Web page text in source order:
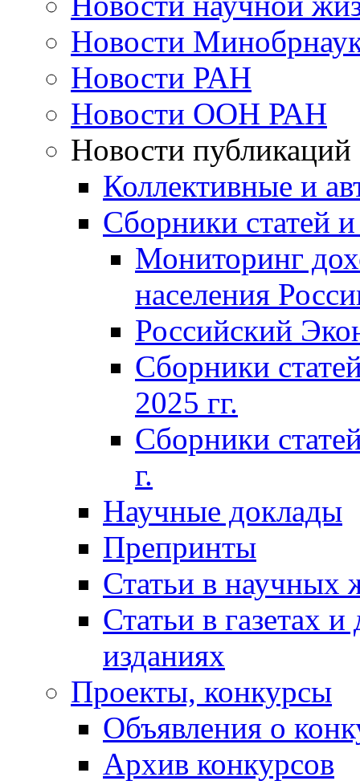
Новости
Новости РАН
Новости ООН РАН
Новости публикаций
Коллективные и
Сборники статей
Мониторинг
населения
Российский
Сборники
2025 гг.
Сборники
г.
Научные доклады
Препринты
Статьи в научных
Статьи в газетах
изданиях
Проекты, конкурсы
Объявления о
Архив конкурсов